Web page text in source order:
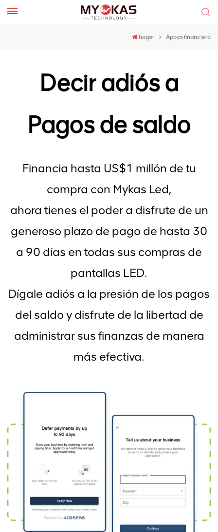
hogar Apoyo financiero
Decir adiós a
Pagos de saldo
Financia hasta US$1 millón de tu
compra con Mykas Led,
ahora tienes el poder a disfrute de un
generoso plazo de pago de hasta 30
a 90 días en todas sus compras de
pantallas LED.
Dígale adiós a la presión de los pagos
del saldo y disfrute de la libertad de
administrar sus finanzas de manera
más efectiva.